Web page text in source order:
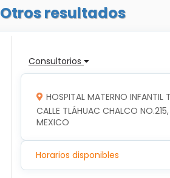
Otros resultados
Consultorios
HOSPITAL MATERNO INFANTIL
CALLE TLÁHUAC CHALCO
MEXICO
Horarios disponibles